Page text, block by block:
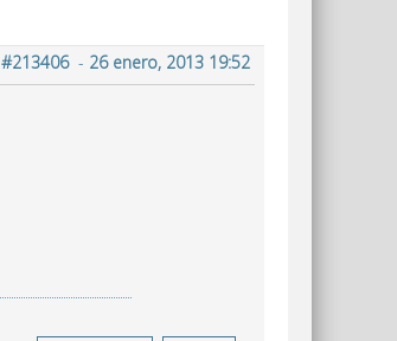
#213406- 26 enero, 2013 19:52